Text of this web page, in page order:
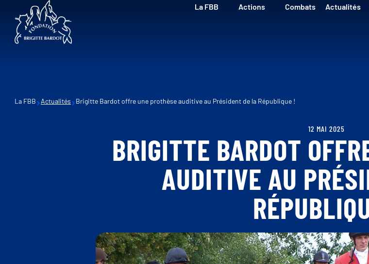
La FBB Actions Combats Actualités
La FBB Actualités Brigitte Bardot offre une prothèse auditive au Président de la République !
12 MAI 2025
BRIGITTE BARDOT
AUDITIVE AU